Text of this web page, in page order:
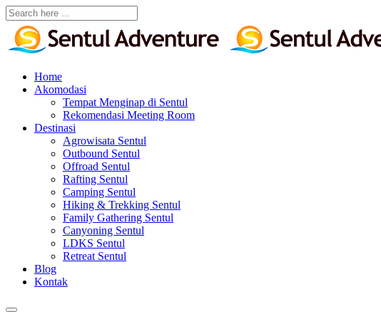
Home
Akomodasi
Tempat Menginap di Sentul
Rekomendasi Meeting Room
Destinasi
Agrowisata Sentul
Outbound Sentul
Offroad Sentul
Rafting Sentul
Camping Sentul
Hiking & Trekking Sentul
Family Gathering Sentul
Canyoning Sentul
LDKS Sentul
Retreat Sentul
Blog
Kontak